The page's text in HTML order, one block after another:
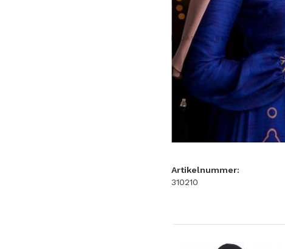
Artikelnummer:
310210